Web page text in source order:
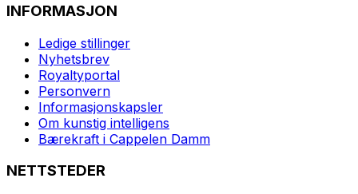
INFORMASJON
Ledige stillinger
Nyhetsbrev
Royaltyportal
Personvern
Informasjonskapsler
Om kunstig intelligens
Bærekraft i Cappelen Damm
NETTSTEDER